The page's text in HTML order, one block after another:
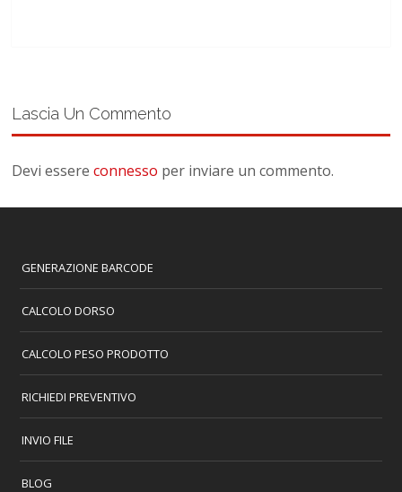
Lascia Un Commento
Devi essereconnesso per inviare un commento.
GENERAZIONE BARCODE
CALCOLO DORSO
CALCOLO PESO PRODOTTO
RICHIEDI PREVENTIVO
INVIO FILE
BLOG